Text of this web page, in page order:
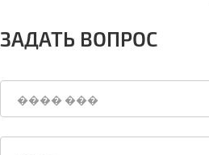
ЗАДАТЬ ВОПРОС